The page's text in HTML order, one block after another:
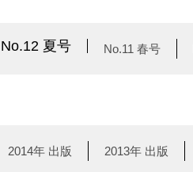
No.12 夏号 No.11 春号
2014年 出版 2013年 出版